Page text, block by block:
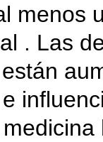
menos
. Las